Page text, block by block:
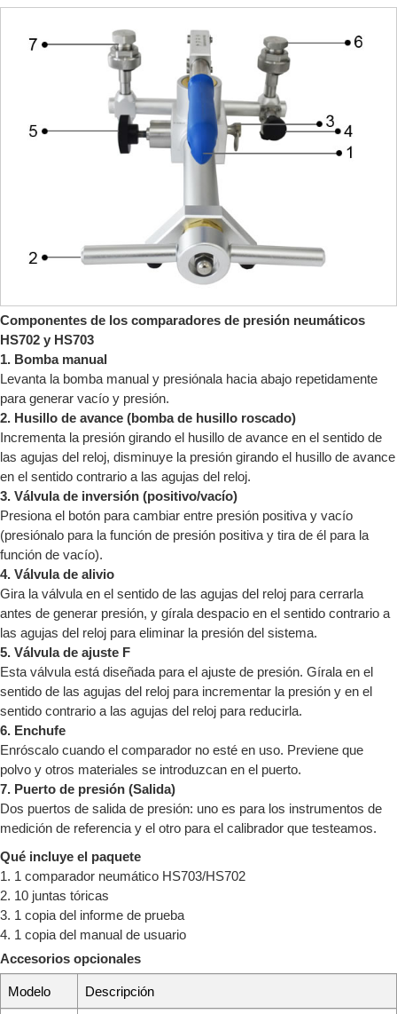
Componentes de los comparadores de presión neumáticos
HS702 y HS703
1. Bomba manual
Levanta la bomba manual y presiónala hacia abajo repetidamente
para generar vacío y presión.
2. Husillo de avance (bomba de husillo roscado)
Incrementa la presión girando el husillo de avance en el sentido de
las agujas del reloj, disminuye la presión girando el husillo de avance
en el sentido contrario a las agujas del reloj.
3. Válvula de inversión (positivo/vacío)
Presiona el botón para cambiar entre presión positiva y vacío
(presiónalo para la función de presión positiva y tira de él para la
función de vacío).
4. Válvula de alivio
Gira la válvula en el sentido de las agujas del reloj para cerrarla
antes de generar presión, y gírala despacio en el sentido contrario a
las agujas del reloj para eliminar la presión del sistema.
5. Válvula de ajuste F
Esta válvula está diseñada para el ajuste de presión. Gírala en el
sentido de las agujas del reloj para incrementar la presión y en el
sentido contrario a las agujas del reloj para reducirla.
6. Enchufe
Enróscalo cuando el comparador no esté en uso. Previene que
polvo y otros materiales se introduzcan en el puerto.
7. Puerto de presión (Salida)
Dos puertos de salida de presión: uno es para los instrumentos de
medición de referencia y el otro para el calibrador que testeamos.
Qué incluye el paquete
1. 1 comparador neumático HS703/HS702
2. 10 juntas tóricas
3. 1 copia del informe de prueba
4. 1 copia del manual de usuario
Accesorios opcionales
Modelo Descripción